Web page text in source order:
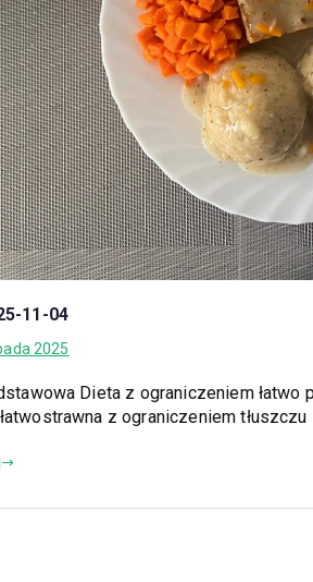
11-04
2025
Dieta z ograniczeniem
z ograniczeniem tłuszczu